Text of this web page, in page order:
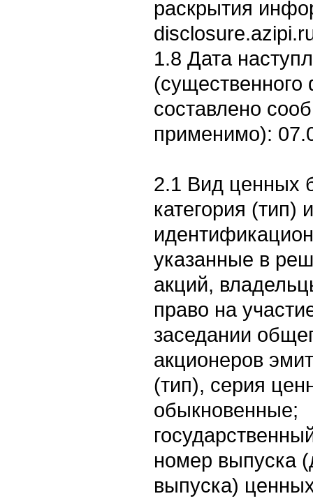
раскрытия
1.8 Дата
(существенного
составлено
применимо):
2.1 Вид ценных
категория (тип)
указанные в
акций,
право на
заседании
акционеров
(тип), серия
обыкновенные;
номер выпуска
выпуска)